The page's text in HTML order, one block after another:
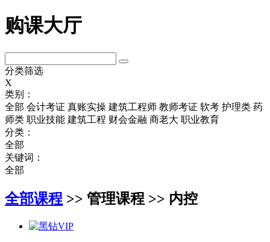
购课大厅
分类筛选
X
类别：
全部 会计考证 真账实操 建筑工程师 教师考证 软考 护理类 药
师类 职业技能 建筑工程 财会金融 商老大 职业教育
分类：
全部
关键词：
全部
全部课程 >> 管理课程 >> 内控